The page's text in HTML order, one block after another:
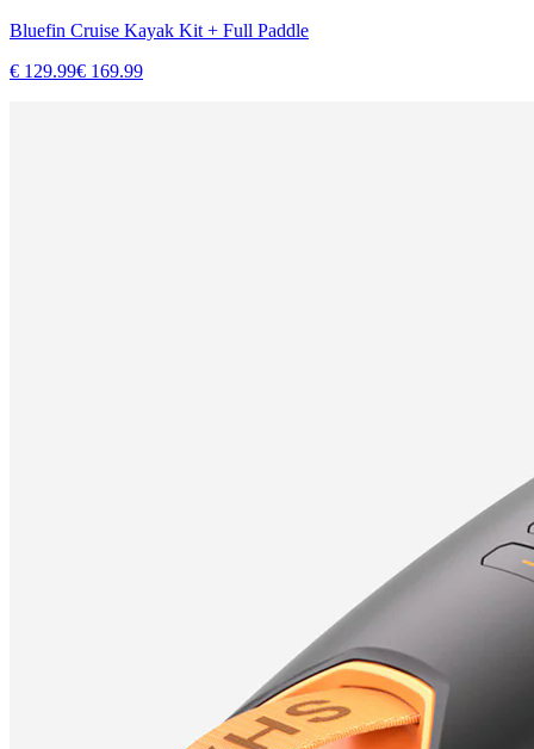
Bluefin Cruise Kayak Kit + Full Paddle
€ 129.99€ 169.99